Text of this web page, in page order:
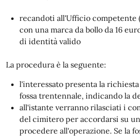
recandoti all'Ufficio competente
con una marca da bollo da 16
di identità valido
La procedura è la seguente:
l'interessato presenta la
fossa trentennale, indicando la
all'istante verranno rilasciati i
del cimitero per accordarsi su
procedere all'operazione. Se la